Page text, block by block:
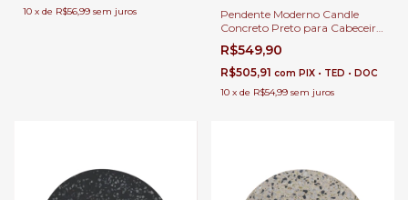
10 x de R$56,99 sem juros
Pendente Moderno Candle
Concreto Preto para Cabeceira
de Cama, Balcão de Cozinha,
Quartos e Lavabo
R$549,90
R$505,91 com PIX • TED • DOC
10 x de R$54,99 sem juros